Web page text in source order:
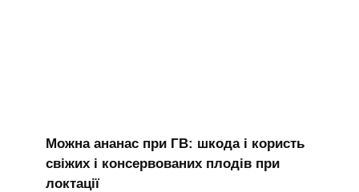
Можна ананас при ГВ: шкода і користь
свіжих і консервованих плодів при
локтації